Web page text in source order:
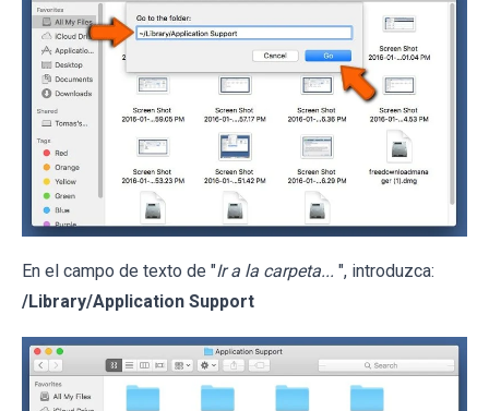
En el campo de texto de "Ir a la carpeta... ", introduzca:
/Library/Application Support